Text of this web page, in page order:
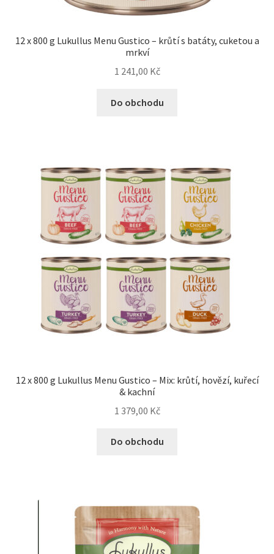
12 x 800 g Lukullus Menu Gustico – krůtí s batáty, cuketou a
mrkví
1 241,00 Kč
Do obchodu
12 x 800 g Lukullus Menu Gustico – Mix: krůtí, hovězí, kuřecí
& kachní
1 379,00 Kč
Do obchodu